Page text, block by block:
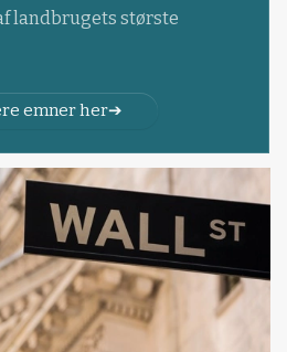
landbrugets største
emner her